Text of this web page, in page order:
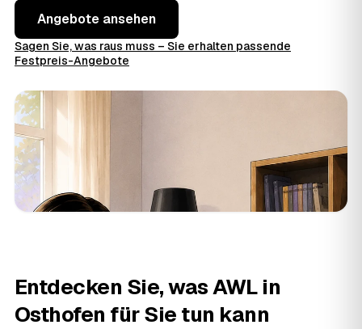
Angebote ansehen
Sagen Sie, was raus muss – Sie erhalten passende
Festpreis-Angebote
Entdecken Sie, was AWL in
Osthofen für Sie tun kann